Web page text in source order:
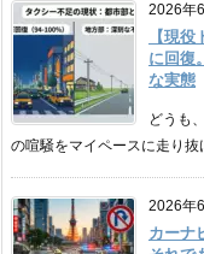
2026年
【現
に回復
な実態
どうも
の喧騒をマイペースに走り抜
2026年
カーナ